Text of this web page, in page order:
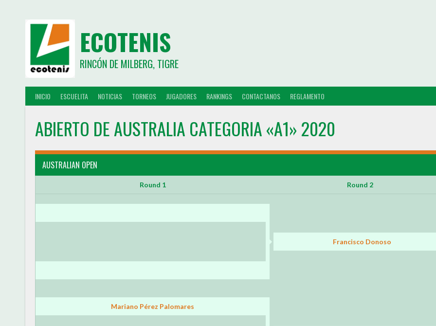
ECOTENIS
RINCÓN DE MILBERG, TIGRE
INICIO ESCUELITA NOTICIAS TORNEOS JUGADORES RANKINGS CONTACTANOS REGLAMENTO
ABIERTO DE AUSTRALIA CATEGORIA «A1» 2020
AUSTRALIAN OPEN
Round 1 Round 2
Francisco Donoso
Mariano Pérez Palomares